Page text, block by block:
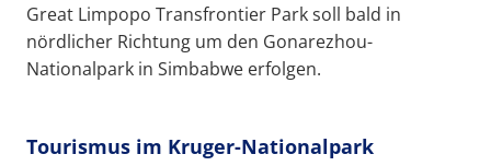
Great Limpopo Transfrontier Park soll bald in
nördlicher Richtung um den Gonarezhou-
Nationalpark in Simbabwe erfolgen.
Tourismus im Kruger-Nationalpark